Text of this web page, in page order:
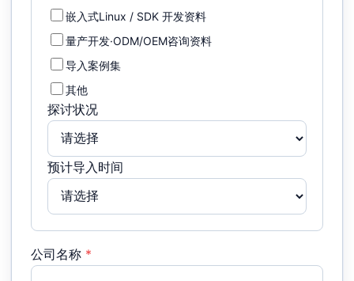
嵌入式Linux / SDK 开发资料
量产开发·ODM/OEM咨询资料
导入案例集
其他
探讨状况
预计导入时间
公司名称 *